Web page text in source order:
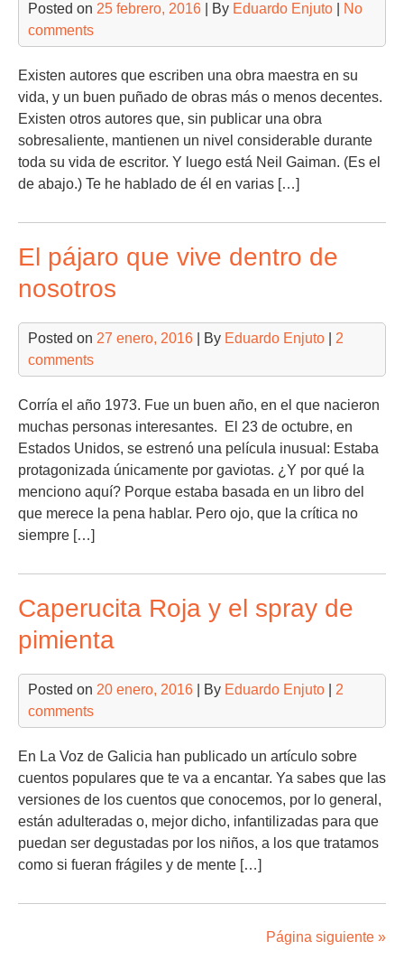
Posted on 25 febrero, 2016 | By Eduardo Enjuto
No
comments
Existen autores que escriben una obra maestra en su
vida, y un buen puñado de obras más o menos decentes.
Existen otros autores que, sin publicar una obra
sobresaliente, mantienen un nivel considerable durante
toda su vida de escritor. Y luego está Neil Gaiman. (Es el
de abajo.) Te he hablado de él en varias […]
El pájaro que vive dentro de
nosotros
Posted on 27 enero, 2016 | By Eduardo Enjuto
2
comments
Corría el año 1973. Fue un buen año, en el que nacieron
muchas personas interesantes. El 23 de octubre, en
Estados Unidos, se estrenó una película inusual: Estaba
protagonizada únicamente por gaviotas. ¿Y por qué la
menciono aquí? Porque estaba basada en un libro del
que merece la pena hablar. Pero ojo, que la crítica no
siempre […]
Caperucita Roja y el spray de
pimienta
Posted on 20 enero, 2016 | By Eduardo Enjuto
2
comments
En La Voz de Galicia han publicado un artículo sobre
cuentos populares que te va a encantar. Ya sabes que las
versiones de los cuentos que conocemos, por lo general,
están adulteradas o, mejor dicho, infantilizadas para que
puedan ser degustadas por los niños, a los que tratamos
como si fueran frágiles y de mente […]
Página siguiente »